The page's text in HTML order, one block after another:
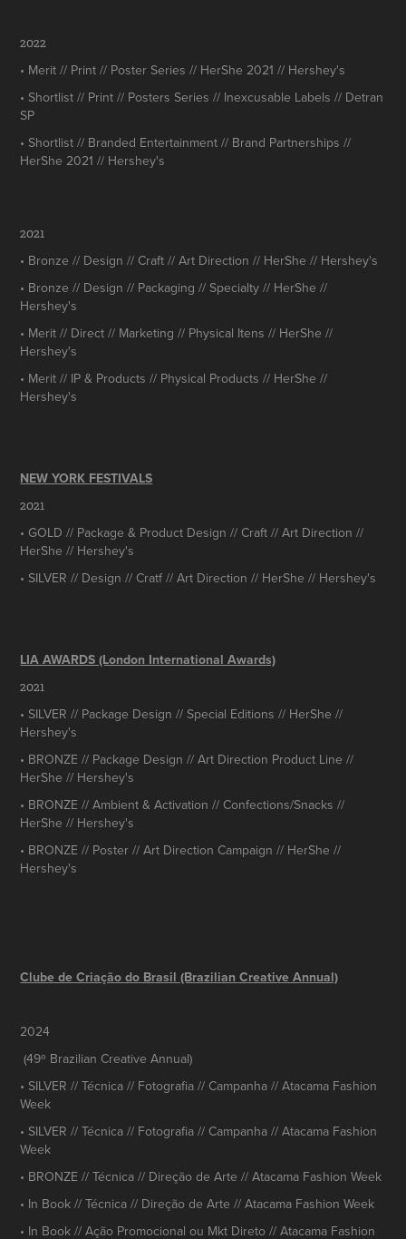
2022
• Merit // Print // Poster Series // HerShe 2021 // Hershey's
• Shortlist // Print // Posters Series // Inexcusable Labels // Detran
SP
• Shortlist // Branded Entertainment // Brand Partnerships //
HerShe 2021 // Hershey's
2021
• Bronze // Design // Craft // Art Direction // HerShe // Hershey's
• Bronze // Design // Packaging // Specialty // HerShe //
Hershey's
• Merit // Direct // Marketing // Physical Itens // HerShe //
Hershey's
• Merit // IP & Products // Physical Products // HerShe //
Hershey's
NEW YORK FESTIVALS
2021
• GOLD // Package & Product Design // Craft // Art Direction //
HerShe // Hershey's
• SILVER // Design // Cratf // Art Direction // HerShe // Hershey's
LIA AWARDS (London International Awards)
2021
• SILVER // Package Design // Special Editions // HerShe //
Hershey's
• BRONZE // Package Design // Art Direction Product Line //
HerShe // Hershey's
• BRONZE // Ambient & Activation // Confections/Snacks //
HerShe // Hershey's
• BRONZE // Poster // Art Direction Campaign // HerShe //
Hershey's
Clube de Criação do Brasil (Brazilian Creative Annual)
2024
(49º Brazilian Creative Annual)
• SILVER // Técnica // Fotografia // Campanha // Atacama Fashion
Week
• SILVER // Técnica // Fotografia // Campanha // Atacama Fashion
Week
• BRONZE // Técnica // Direção de Arte // Atacama Fashion Week
• In Book // Técnica // Direção de Arte // Atacama Fashion Week
• In Book // Ação Promocional ou Mkt Direto // Atacama Fashion